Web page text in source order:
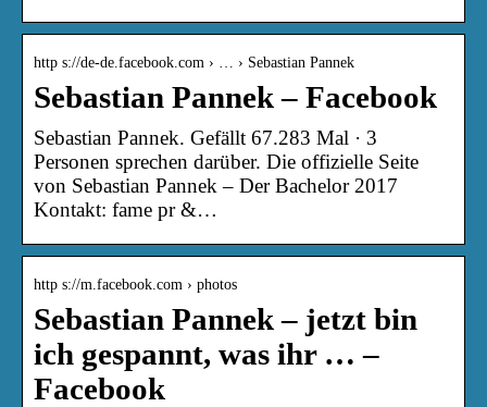
http s://de-de.facebook.com › … › Sebastian Pannek
Sebastian Pannek – Facebook
Sebastian Pannek. Gefällt 67.283 Mal · 3
Personen sprechen darüber. Die offizielle Seite
von Sebastian Pannek – Der Bachelor 2017
Kontakt: fame pr &…
http s://m.facebook.com › photos
Sebastian Pannek – jetzt bin
ich gespannt, was ihr … –
Facebook